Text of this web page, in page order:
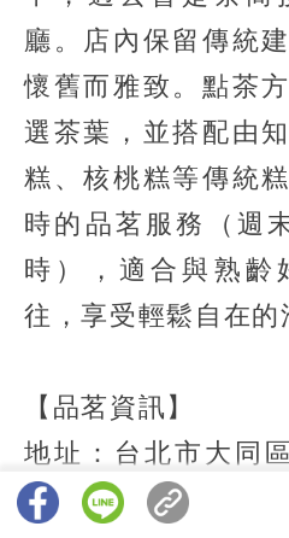
廳。店內保留傳統
懷舊而雅致。點茶
選茶葉，並搭配由
糕、核桃糕等傳統
時的品茗服務（週
時），適合與熟齡
往，享受輕鬆自在的
【品茗資訊】
地址：台北市大同
樓（Google地圖